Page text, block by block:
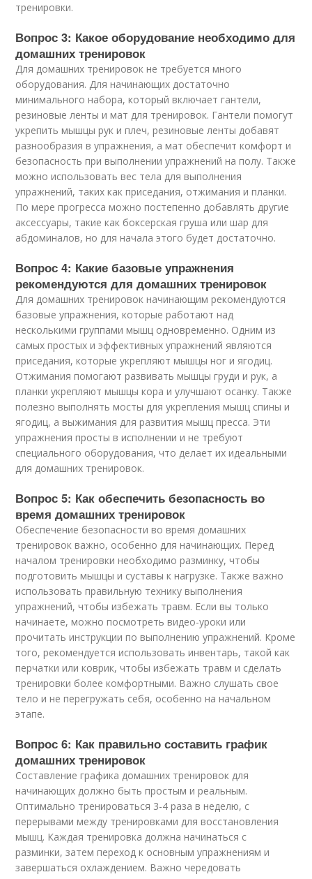
тренировки.
Вопрос 3: Какое оборудование необходимо для
домашних тренировок
Для домашних тренировок не требуется много
оборудования. Для начинающих достаточно
минимального набора, который включает гантели,
резиновые ленты и мат для тренировок. Гантели помогут
укрепить мышцы рук и плеч, резиновые ленты добавят
разнообразия в упражнения, а мат обеспечит комфорт и
безопасность при выполнении упражнений на полу. Также
можно использовать вес тела для выполнения
упражнений, таких как приседания, отжимания и планки.
По мере прогресса можно постепенно добавлять другие
аксессуары, такие как боксерская груша или шар для
абдоминалов, но для начала этого будет достаточно.
Вопрос 4: Какие базовые упражнения
рекомендуются для домашних тренировок
Для домашних тренировок начинающим рекомендуются
базовые упражнения, которые работают над
несколькими группами мышц одновременно. Одним из
самых простых и эффективных упражнений являются
приседания, которые укрепляют мышцы ног и ягодиц.
Отжимания помогают развивать мышцы груди и рук, а
планки укрепляют мышцы кора и улучшают осанку. Также
полезно выполнять мосты для укрепления мышц спины и
ягодиц, а выжимания для развития мышц пресса. Эти
упражнения просты в исполнении и не требуют
специального оборудования, что делает их идеальными
для домашних тренировок.
Вопрос 5: Как обеспечить безопасность во
время домашних тренировок
Обеспечение безопасности во время домашних
тренировок важно, особенно для начинающих. Перед
началом тренировки необходимо разминку, чтобы
подготовить мышцы и суставы к нагрузке. Также важно
использовать правильную технику выполнения
упражнений, чтобы избежать травм. Если вы только
начинаете, можно посмотреть видео-уроки или
прочитать инструкции по выполнению упражнений. Кроме
того, рекомендуется использовать инвентарь, такой как
перчатки или коврик, чтобы избежать травм и сделать
тренировки более комфортными. Важно слушать свое
тело и не перегружать себя, особенно на начальном
этапе.
Вопрос 6: Как правильно составить график
домашних тренировок
Составление графика домашних тренировок для
начинающих должно быть простым и реальным.
Оптимально тренироваться 3-4 раза в неделю, с
перерывами между тренировками для восстановления
мышц. Каждая тренировка должна начинаться с
разминки, затем переход к основным упражнениям и
завершаться охлаждением. Важно чередовать